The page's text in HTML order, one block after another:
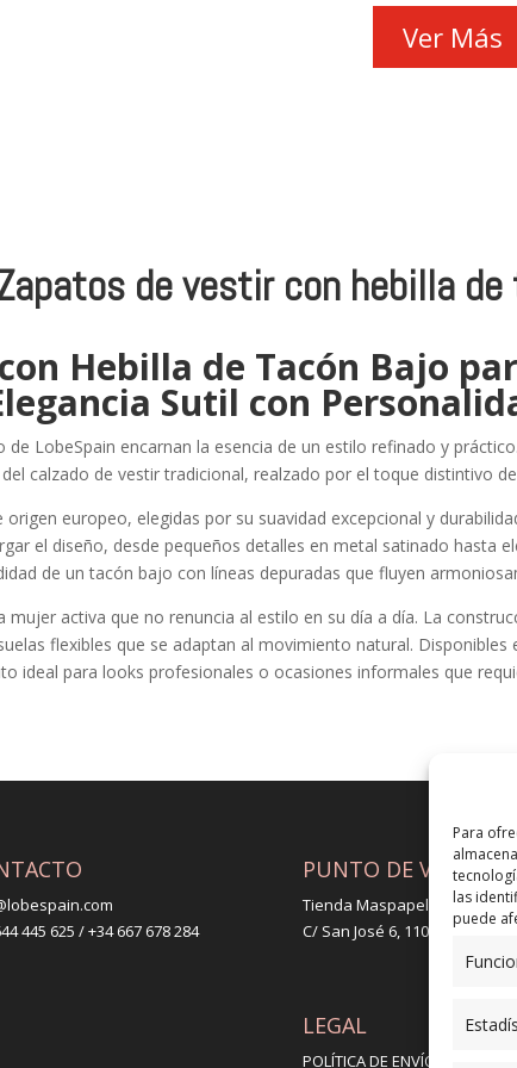
Para
las
puede
Ver Más
de vestir con hebilla
Hebilla de Tacón Bajo
Sutil con
LobeSpain encarnan la esencia de un estilo refinado y
calzado de vestir tradicional, realzado por el toque distintivo
europeo, elegidas por su suavidad excepcional y
el diseño, desde pequeños detalles en metal satinado hasta
de un tacón bajo con líneas depuradas que fluyen
activa que no renuncia al estilo en su día a día. La
flexibles que se adaptan al movimiento natural.
ideal para looks profesionales o ocasiones informales que
445 625 / +34 667 678 284
PUNTO DE VENTA
Tienda Maspapeles (Lobe
C/ San José 6, 11004 Cádiz
LEGAL
POLÍTICA DE ENVÍO